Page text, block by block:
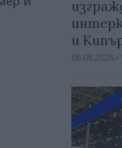
и
06.08.2026 /